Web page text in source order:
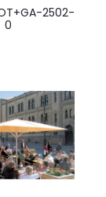
2502-
0